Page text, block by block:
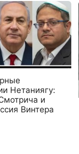
Нетаниягу:
и
Винтера